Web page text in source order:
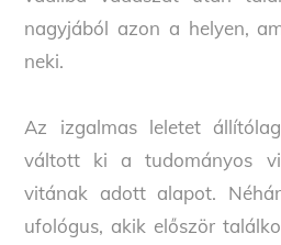
nagyjából azon a helyen,
neki.
Az izgalmas leletet
váltott ki a tudományos
vitának adott alapot.
ufológus, akik először